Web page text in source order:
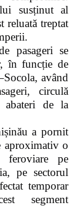
susținut al
reluată treptat
pasageri se
în funcție de
având
circulă
abateri de la
a pornit
aproximativ o
feroviare pe
pe sectorul
temporar
segment